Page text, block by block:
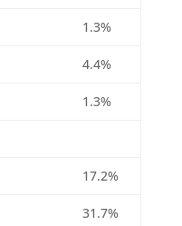
1.3%
4.4%
1.3%
17.2%
31.7%